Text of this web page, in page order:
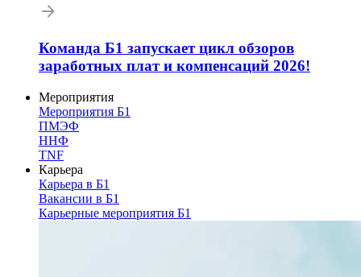
Команда Б1 запускает цикл обзоров
заработных плат и компенсаций 2026!
Мероприятия
Мероприятия Б1
ПМЭФ
ННФ
TNF
Карьера
Карьера в Б1
Вакансии в Б1
Карьерные мероприятия Б1